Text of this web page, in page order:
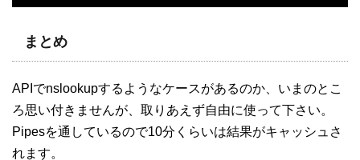
まとめ
APIでnslookupするようなケースがあるのか、いまのとこ
ろ思い付きませんが、取りあえず自由に使って下さい。
Pipesを通しているので10分くらいは結果がキャッシュさ
れます。